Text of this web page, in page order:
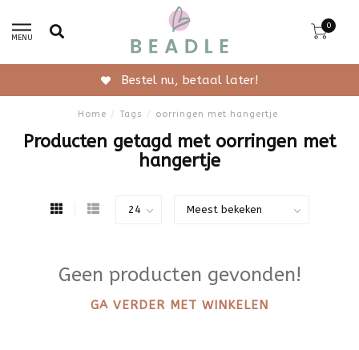
MENU
0
Bestel nu, betaal later!
Home / Tags / oorringen met hangertje
Producten getagd met oorringen met
hangertje
Geen producten gevonden!
GA VERDER MET WINKELEN